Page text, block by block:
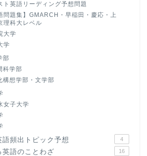
ト英語リーディング予想問題
問題集】GMARCH・早稲田・慶応・上
理科大レベル
大学
学
部
科学部
構想学部・文学部
女子大学
語頻出トピック予想 4
英語のことわざ 16